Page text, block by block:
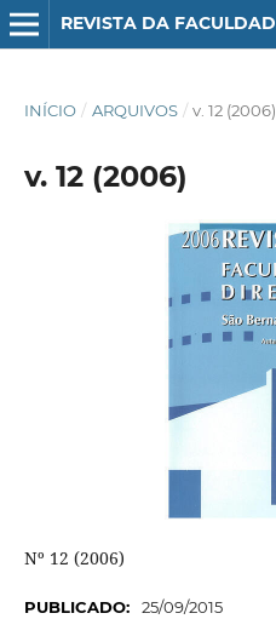
INÍCIO / ARQUIVOS / v. 12 (2006)
v. 12 (2006)
Nº 12 (2006)
PUBLICADO: 25/09/2015